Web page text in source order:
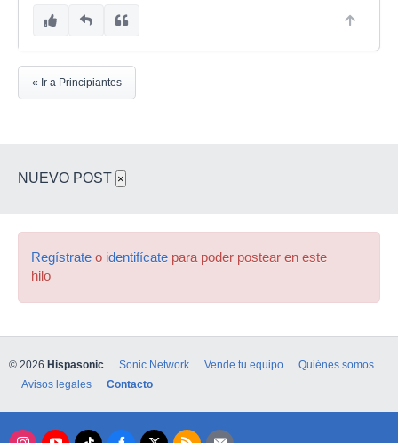
« Ir a Principiantes
NUEVO POST ×
Regístrate o identifícate para poder postear en este
hilo
© 2026 Hispasonic Sonic Network Vende tu equipo
Quiénes somos
Avisos legales
Contacto